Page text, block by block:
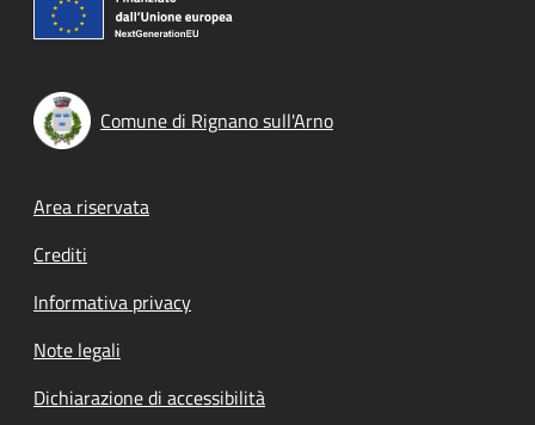
Comune di Rignano sull'Arno
Footer menu
Area riservata
Crediti
Informativa privacy
Note legali
Dichiarazione di accessibilità